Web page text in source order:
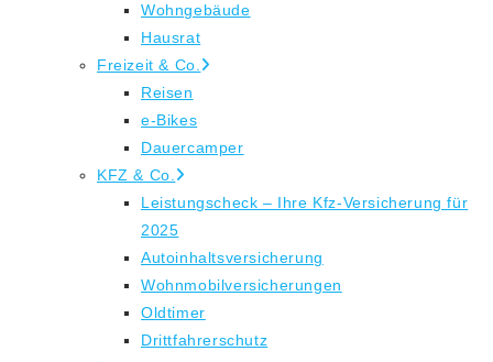
Wohngebäude
Hausrat
Freizeit & Co.
Reisen
e-Bikes
Dauercamper
KFZ & Co.
Leistungscheck – Ihre Kfz-Versicherung für
2025
Autoinhaltsversicherung
Wohnmobilversicherungen
Oldtimer
Drittfahrerschutz